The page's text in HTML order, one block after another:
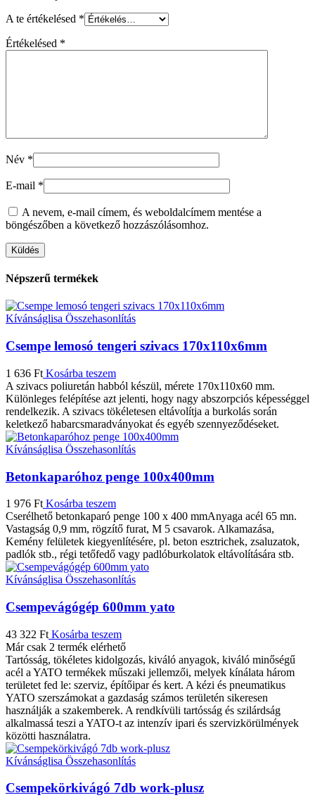
A te értékelésed *
Értékelésed *
Név *
E-mail *
A nevem, e-mail címem, és weboldalcímem mentése a
böngészőben a következő hozzászólásomhoz.
Népszerű termékek
Kívánságlisa Összehasonlítás
Csempe lemosó tengeri szivacs 170x110x6mm
1 636 Ft Kosárba teszem
A szivacs poliuretán habból készül, mérete 170x110x60 mm.
Különleges felépítése azt jelenti, hogy nagy abszorpciós képességgel
rendelkezik. A szivacs tökéletesen eltávolítja a burkolás során
keletkező habarcsmaradványokat és egyéb szennyeződéseket.
Kívánságlisa Összehasonlítás
Betonkaparóhoz penge 100x400mm
1 976 Ft Kosárba teszem
Cserélhető betonkaparó penge 100 x 400 mmAnyaga acél 65 mn.
Vastagság 0,9 mm, rögzítő furat, M 5 csavarok. Alkamazása,
Kemény felületek kiegyenlítésére, pl. beton esztrichek, zsaluzatok,
padlók stb., régi tetőfedő vagy padlóburkolatok eltávolítására stb.
Kívánságlisa Összehasonlítás
Csempevágógép 600mm yato
43 322 Ft Kosárba teszem
Már csak 2 termék elérhető
Tartósság, tökéletes kidolgozás, kiváló anyagok, kiváló minőségű
acél a YATO termékek műszaki jellemzői, melyek kínálata három
területet fed le: szerviz, építőipar és kert. A kézi és pneumatikus
YATO szerszámokat a gazdaság számos területén sikeresen
használják a szakemberek. A rendkívüli tartósság és szilárdság
alkalmassá teszi a YATO-t az intenzív ipari és szervizkörülmények
közötti használatra.
Kívánságlisa Összehasonlítás
Csempekörkivágó 7db work-plusz